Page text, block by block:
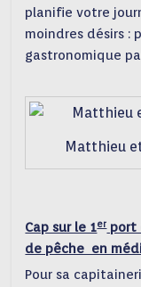
planifie votre
moindres désirs :
gastronomique
Matthieu
Cap sur le 1erport
de pêche en
Pour sa